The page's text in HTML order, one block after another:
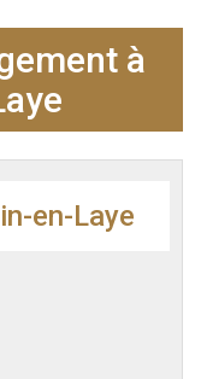
à
en-Laye